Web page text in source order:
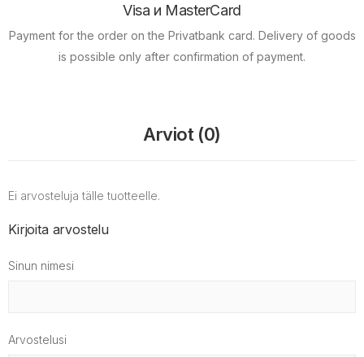
Visa и MasterCard
Payment for the order on the Privatbank card. Delivery of goods
is possible only after confirmation of payment.
Arviot (0)
Ei arvosteluja tälle tuotteelle.
Kirjoita arvostelu
Sinun nimesi
Arvostelusi